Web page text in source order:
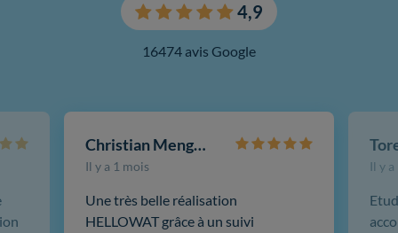
4,9
16474 avis Google
Christian Mengotti
Il y a 1 mois
Une très belle réalisation
HELLOWAT grâce à un suivi
Il y